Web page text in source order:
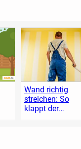
Wand richtig
streichen: So
klappt der
Anstrich